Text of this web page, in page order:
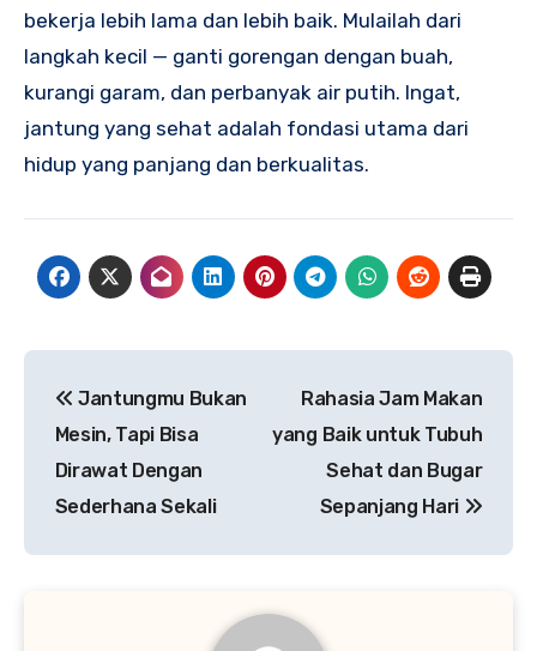
bekerja lebih lama dan lebih baik. Mulailah dari
langkah kecil — ganti gorengan dengan buah,
kurangi garam, dan perbanyak air putih. Ingat,
jantung yang sehat adalah fondasi utama dari
hidup yang panjang dan berkualitas.
pos
Jantungmu Bukan
Mesin, Tapi Bisa
Dirawat Dengan
Sederhana Sekali
Rahasia Jam Makan
yang Baik untuk Tubuh
Sehat dan Bugar
Sepanjang Hari